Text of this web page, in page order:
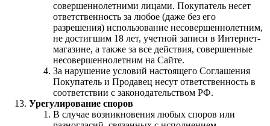
совершеннолетними лицами. Покупатель несет
ответственность за любое (даже без его
разрешения) использование несовершеннолетним,
не достигшим 18 лет, учетной записи в Интернет-
магазине, а также за все действия, совершенные
несовершеннолетним на Сайте.
За нарушение условий настоящего Соглашения
Покупатель и Продавец несут ответственность в
соответствии с законодательством РФ.
Урегулирование споров
В случае возникновения любых споров или